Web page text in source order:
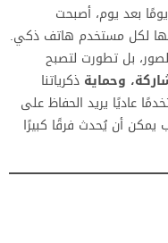
بعد يوم، أصبحت
لكل مستخدم هاتف ذكي.
بل تطورت لتصبح
وحماية ذكرياتنا
عاديًا يريد الحفاظ على
يمكن أن يُحدث فرقًا كبيرًا